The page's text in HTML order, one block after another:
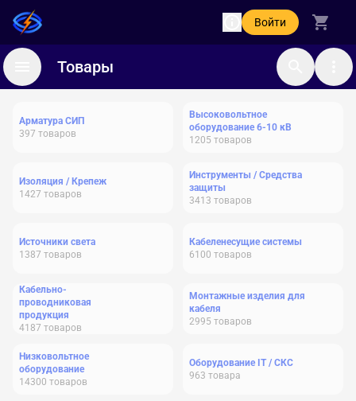
Войти
Товары
Арматура СИП
397 товаров
Высоковольтное
оборудование 6-10 кВ
1205 товаров
Изоляция / Крепеж
1427 товаров
Инструменты / Средства
защиты
3413 товаров
Источники света
1387 товаров
Кабеленесущие системы
6100 товаров
Кабельно-
проводниковая
продукция
4187 товаров
Монтажные изделия для
кабеля
2995 товаров
Низковольтное
оборудование
14300 товаров
Оборудование IT / СКС
963 товара